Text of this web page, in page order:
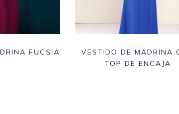
FUCSIA
VESTIDO DE MADRINA
TOP DE ENCAJA